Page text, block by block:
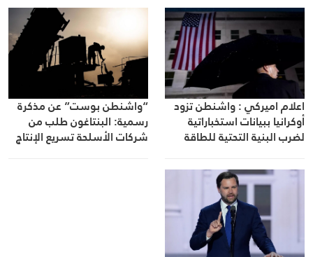
اعلام اميركي : واشنطن تزود
أوكرانيا ببيانات استخباراتية
لضرب البنية التحتية للطاقة
“واشنطن بوست” عن مذكرة
رسمية: البنتاغون طلب من
شركات الأسلحة تسريع الإنتاج